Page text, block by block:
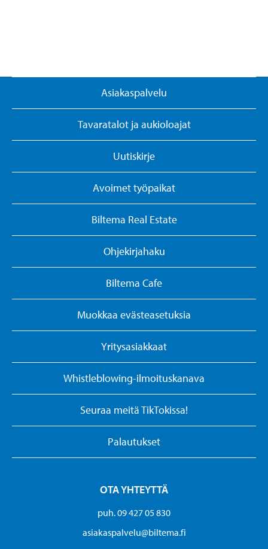
Asiakaspalvelu
Tavaratalot ja aukioloajat
Uutiskirje
Avoimet työpaikat
Biltema Real Estate
Ohjekirjahaku
Biltema Cafe
Muokkaa evästeasetuksia
Yritysasiakkaat
Whistleblowing-ilmoituskanava
Seuraa meitä TikTokissa!
Palautukset
OTA YHTEYTTÄ
puh. 09 427 05 830
asiakaspalvelu@biltema.fi